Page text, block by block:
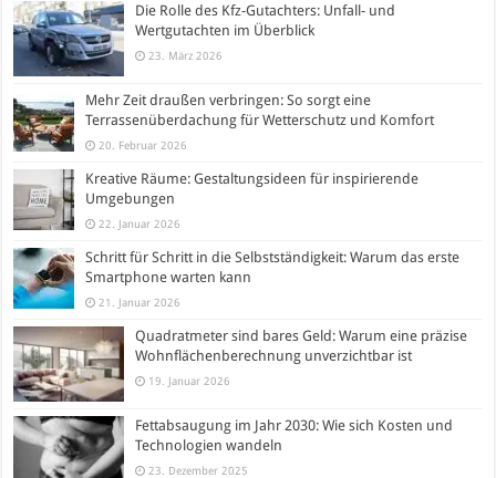
Die Rolle des Kfz-Gutachters: Unfall- und
Wertgutachten im Überblick
23. März 2026
Mehr Zeit draußen verbringen: So sorgt eine
Terrassenüberdachung für Wetterschutz und Komfort
20. Februar 2026
Kreative Räume: Gestaltungsideen für inspirierende
Umgebungen
22. Januar 2026
Schritt für Schritt in die Selbstständigkeit: Warum das erste
Smartphone warten kann
21. Januar 2026
Quadratmeter sind bares Geld: Warum eine präzise
Wohnflächenberechnung unverzichtbar ist
19. Januar 2026
Fettabsaugung im Jahr 2030: Wie sich Kosten und
Technologien wandeln
23. Dezember 2025